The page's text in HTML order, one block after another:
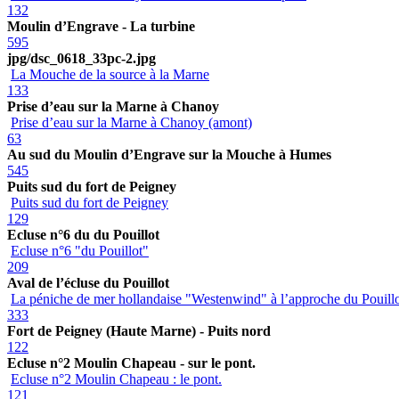
132
Moulin d’Engrave - La turbine
595
jpg/dsc_0618_33pc-2.jpg
La Mouche de la source à la Marne
133
Prise d’eau sur la Marne à Chanoy
Prise d’eau sur la Marne à Chanoy (amont)
63
Au sud du Moulin d’Engrave sur la Mouche à Humes
545
Puits sud du fort de Peigney
Puits sud du fort de Peigney
129
Ecluse n°6 du du Pouillot
Ecluse n°6 "du Pouillot"
209
Aval de l’écluse du Pouillot
La péniche de mer hollandaise "Westenwind" à l’approche du
333
Fort de Peigney (Haute Marne) - Puits nord
122
Ecluse n°2 Moulin Chapeau - sur le pont.
Ecluse n°2 Moulin Chapeau : le pont.
121